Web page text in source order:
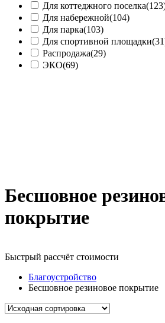
Для коттеджного поселка
Для набережной(104)
Для парка(103)
Для спортивной площадки
Распродажа(29)
ЭКО(69)
Бесшовное
покрытие
Быстрый рассчёт стоимости
Благоустройство
Бесшовное резиновое покрытие